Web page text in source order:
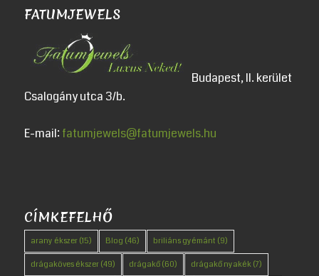
FATUMJEWELS
Budapest, II. kerület
Csalogány utca 3/b.
E-mail: fatumjewels@fatumjewels.hu
CÍMKEFELHŐ
arany ékszer(15) Blog (46) briliáns gyémánt (9)
drágaköves ékszer(49) drágakő(60) drágakő nyakék(7)